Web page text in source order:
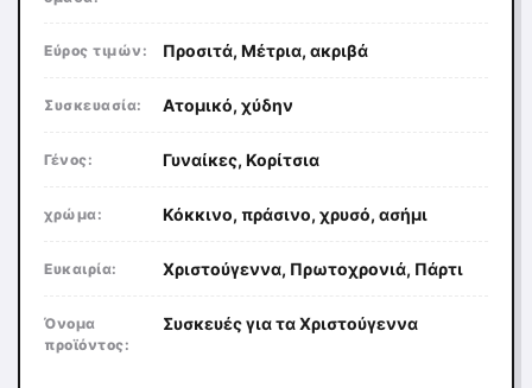
Εύρος τιμών: Προσιτά, Μέτρια, ακριβά
Συσκευασία: Ατομικό, χύδην
Γένος: Γυναίκες, Κορίτσια
χρώμα: Κόκκινο, πράσινο, χρυσό, ασήμι
Ευκαιρία: Χριστούγεννα, Πρωτοχρονιά, Πάρτι
Όνομα
προϊόντος:
Συσκευές για τα Χριστούγεννα